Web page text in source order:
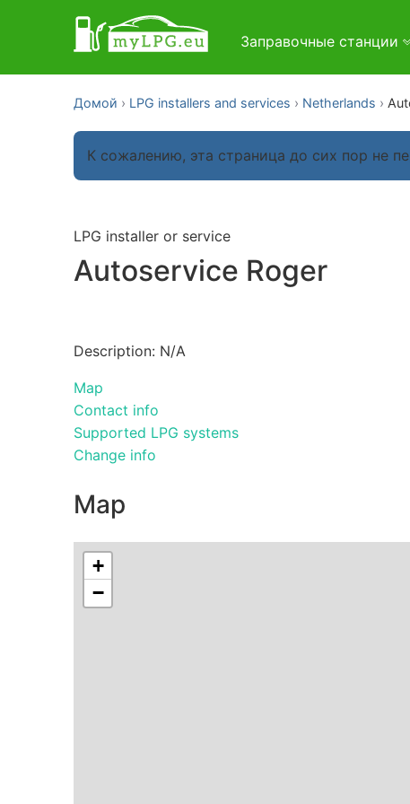
Заправочные станции
Домой LPG installers and services Netherlands
К сожалению, эта страница до сих пор не
LPG installer or service
Autoservice Roger
Description: N/A
Map
Contact info
Supported LPG systems
Change info
Map
+
−